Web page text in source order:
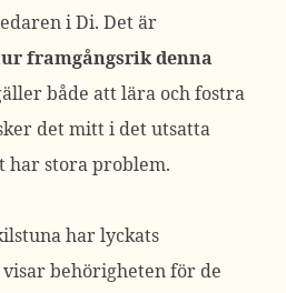
i Di. Det är
framgångsrik denna
både att lära och fostra
det mitt i det utsatta
har stora problem.
har lyckats
behörigheten för de